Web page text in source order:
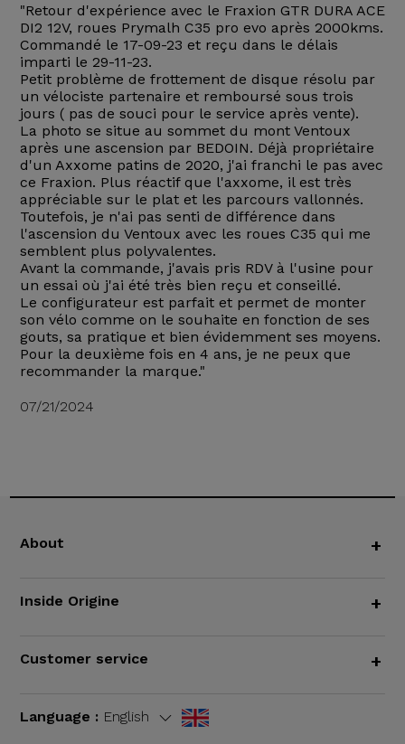
"Retour d'expérience avec le Fraxion GTR DURA ACE
DI2 12V, roues Prymalh C35 pro evo après 2000kms.
Commandé le 17-09-23 et reçu dans le délais
imparti le 29-11-23.
Petit problème de frottement de disque résolu par
un vélociste partenaire et remboursé sous trois
jours ( pas de souci pour le service après vente).
La photo se situe au sommet du mont Ventoux
après une ascension par BEDOIN. Déjà propriétaire
d'un Axxome patins de 2020, j'ai franchi le pas avec
ce Fraxion. Plus réactif que l'axxome, il est très
appréciable sur le plat et les parcours vallonnés.
Toutefois, je n'ai pas senti de différence dans
l'ascension du Ventoux avec les roues C35 qui me
semblent plus polyvalentes.
Avant la commande, j'avais pris RDV à l'usine pour
un essai où j'ai été très bien reçu et conseillé.
Le configurateur est parfait et permet de monter
son vélo comme on le souhaite en fonction de ses
gouts, sa pratique et bien évidemment ses moyens.
Pour la deuxième fois en 4 ans, je ne peux que
recommander la marque."
07/21/2024
About +
Inside Origine +
Customer service +
Language : English